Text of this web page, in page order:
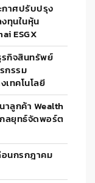
กาศปรับปรุง
ทุนในหุ้น
ESGX
รกิจสินทรัพย์
กรรม
ทคโนโลยี
าลูกค้า Wealth
ลยุทธ์จัดพอร์ต
นกรกฎาคม